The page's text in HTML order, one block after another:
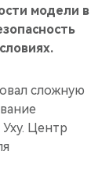
модели в
сложную
Центр